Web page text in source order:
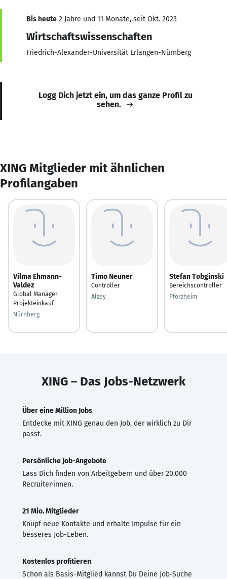
Bis heute 2 Jahre und 11 Monate, seit Okt. 2023
Wirtschaftswissenschaften
Friedrich-Alexander-Universität Erlangen-Nürnberg
Logg Dich jetzt ein, um das ganze Profil zu
sehen.
XING Mitglieder mit ähnlichen
Profilangaben
Vilma Ehmann-
Valdez
Global Manager
Projekteinkauf
Nürnberg
Timo Neuner
Controller
Alzey
Stefan Tobginski
Bereichscontroller
Pforzheim
XING – Das Jobs-Netzwerk
Über eine Million Jobs
Entdecke mit XING genau den Job, der wirklich zu Dir
passt.
Persönliche Job-Angebote
Lass Dich finden von Arbeitgebern und über 20.000
Recruiter·innen.
21 Mio. Mitglieder
Knüpf neue Kontakte und erhalte Impulse für ein
besseres Job-Leben.
Kostenlos profitieren
Schon als Basis-Mitglied kannst Du Deine Job-Suche